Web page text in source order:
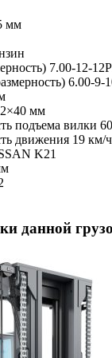
мм
7.00-12-
6.00-9-
мм
подъема вилки
движения 19 км/ч
K21
данной